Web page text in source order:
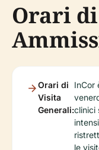
Orari
Orari di
Visita
Generali:
InCor
clinici
le